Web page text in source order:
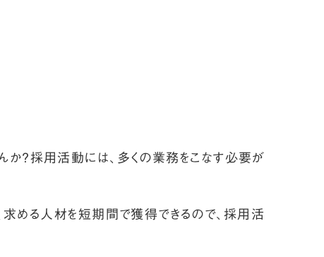
？採用活動には、多くの業務をこなす必要が
める人材を短期間で獲得できるので、採用活